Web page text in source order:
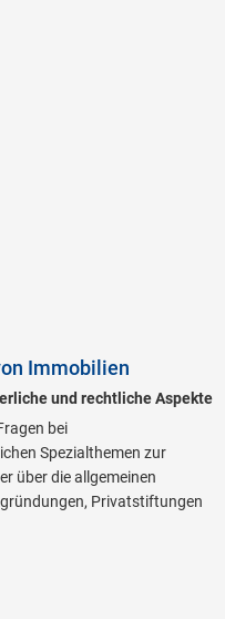
Immobilien
und rechtliche Aspekte
bei
Spezialthemen zur
über die allgemeinen
Privatstiftungen